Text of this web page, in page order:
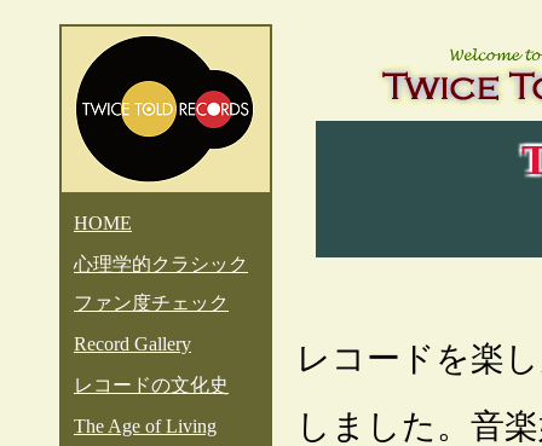
HOME
心理学的クラシック
ファン度チェック
Record Gallery
レコードの文化史
The Age of Living
レコードを楽
しました。音